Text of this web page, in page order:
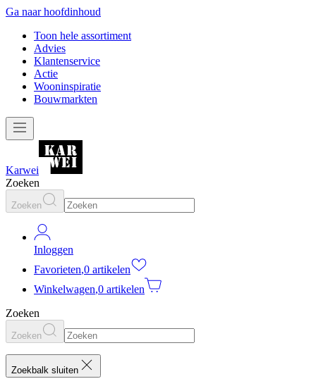
Ga naar hoofdinhoud
Toon hele assortiment
Advies
Klantenservice
Actie
Wooninspiratie
Bouwmarkten
Karwei
Zoeken
Zoeken
Inloggen
Favorieten,0 artikelen
Winkelwagen,0 artikelen
Zoeken
Zoeken
Zoekbalk sluiten